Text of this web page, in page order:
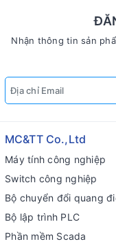
Nhận thông tin sản
MC&TT Co.,Ltd
Máy tính công nghiệp
Switch công nghiệp
Bộ chuyển đổi quang
Bộ lập trình PLC
Phần mềm Scada